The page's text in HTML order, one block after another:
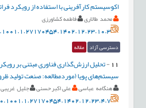
اکوسیستم کارآفرینی با استفاده از رویکرد
محمد طالاری فاطمه کشاورزی
دسترسی آزاد مقاله
11
-تحلیل ارزش‌گذاری فناوری مبتنی بر
سیستم‌های پویا (موردمطالعه: صنعت تولید
هنگامه عباسی علی اکبر حسنی جلیل غریبی